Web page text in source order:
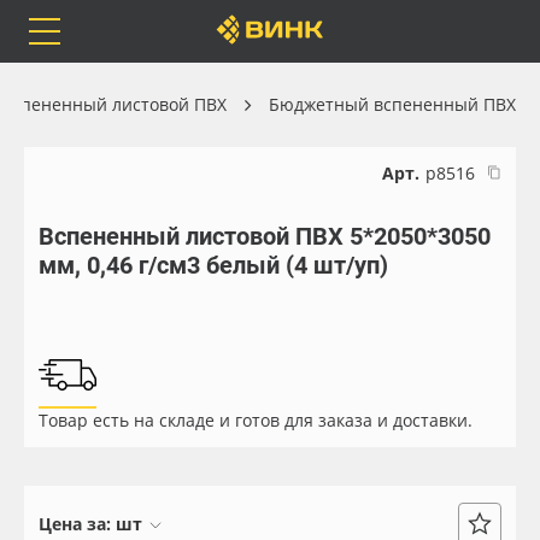
Каталог
Бренды
Доставка
Весь каталог
Самоклеящиеся плёнки
Листовые материалы
Вспененный листовой ПВХ Бюджетный вспененный ПВХ
Арт. р8516
Вспененный листовой ПВХ 5*2050*3050
мм, 0,46 г/см3 белый (4 шт/уп)
Товар есть на складе и готов для заказа и доставки.
Цена за: шт